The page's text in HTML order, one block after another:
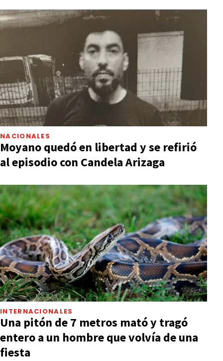
NACIONALES
Moyano quedó en libertad y se refirió
al episodio con Candela Arizaga
INTERNACIONALES
Una pitón de 7 metros mató y tragó
entero a un hombre que volvía de una
fiesta